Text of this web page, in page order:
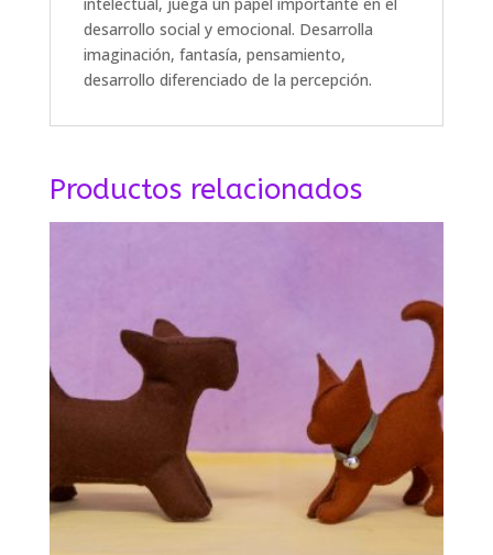
desarrollo social y emocional. Desarrolla
imaginación, fantasía, pensamiento,
desarrollo diferenciado de la percepción.
Productos relacionados